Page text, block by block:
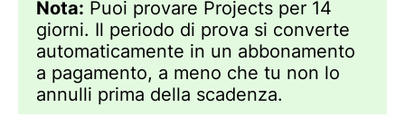
Nota: Puoi provare Projects per 14
giorni. Il periodo di prova si converte
automaticamente in un abbonamento
a pagamento, a meno che tu non lo
annulli prima della scadenza.